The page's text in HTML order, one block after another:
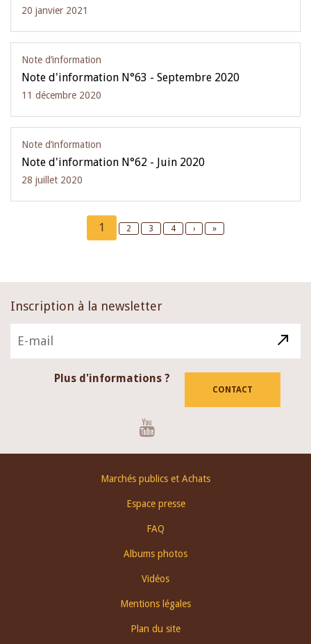
20 janvier 2021
Note d’information
Note d'information N°63 - Septembre 2020
11 décembre 2020
Note d’information
Note d'information N°62 - Juin 2020
28 juillet 2020
Current
page
1 Page
2 Page
3 Page
4
Next
›
Last
»
Inscription à la newsletter
Plus d'informations ?
CONTACT
Marchés publics et Achats
Espace presse
FAQ
Albums photos
Vidéos
Mentions légales
Plan du site